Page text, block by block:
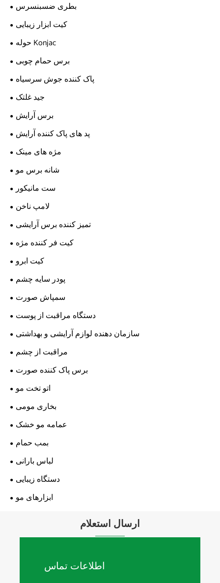
بطری ضسبنسرس
کیت ابزار زیبایی
حوله Konjac
برس حمام چوبی
پاک کننده جوش سرسیاه
جید غلتک
برس آرایش
پد های پاک کننده آرایش
مژه های مینک
شانه برس مو
ست مانیکور
لامپ ناخن
تمیز کننده برس آرایشی
کیت فر کننده مژه
کیت ابرو
پودر سایه چشم
سمپاش صورت
دستگاه مراقبت از پوست
سازمان دهنده لوازم آرایشی و بهداشتی
مراقبت از چشم
برس پاک کننده صورت
اتو تخت مو
بخاری مومی
عمامه مو خشک
بمب حمام
لباس بارانی
دستگاه زیبایی
ابزارهای مو
ارسال استعلام
اطلاعات تماس